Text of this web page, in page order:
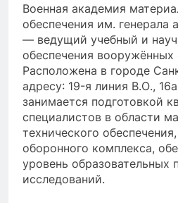
Военная академия
обеспечения им. генерала
— ведущий учебный и
обеспечения вооружённых
Расположена в городе
адресу: 19-я линия В.О.,
занимается подготовкой
специалистов в области
технического
оборонного комплекса,
уровень образовательных
исследований.